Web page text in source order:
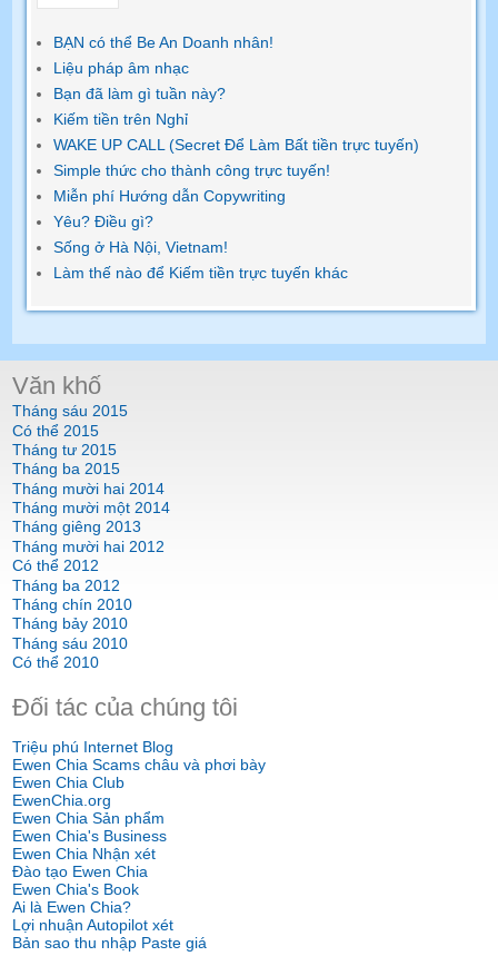
BẠN có thể Be An Doanh nhân!
Liệu pháp âm nhạc
Bạn đã làm gì tuần này?
Kiếm tiền trên Nghỉ
WAKE UP CALL (Secret Để Làm Bất tiền trực tuyến)
Simple thức cho thành công trực tuyến!
Miễn phí Hướng dẫn Copywriting
Yêu? Điều gì?
Sống ở Hà Nội, Vietnam!
Làm thế nào để Kiếm tiền trực tuyến khác
Văn khố
Tháng sáu 2015
Có thể 2015
Tháng tư 2015
Tháng ba 2015
Tháng mười hai 2014
Tháng mười một 2014
Tháng giêng 2013
Tháng mười hai 2012
Có thể 2012
Tháng ba 2012
Tháng chín 2010
Tháng bảy 2010
Tháng sáu 2010
Có thể 2010
Đối tác của chúng tôi
Triệu phú Internet Blog
Ewen Chia Scams châu và phơi bày
Ewen Chia Club
EwenChia.org
Ewen Chia Sản phẩm
Ewen Chia's Business
Ewen Chia Nhận xét
Đào tạo Ewen Chia
Ewen Chia's Book
Ai là Ewen Chia?
Lợi nhuận Autopilot xét
Bản sao thu nhập Paste giá